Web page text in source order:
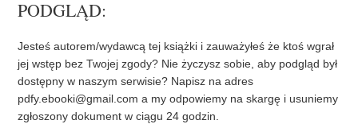
PODGLĄD:
Jesteś autorem/wydawcą tej książki i zauważyłeś że ktoś wgrał
jej wstęp bez Twojej zgody? Nie życzysz sobie, aby podgląd był
dostępny w naszym serwisie? Napisz na adres
pdfy.ebooki@gmail.com a my odpowiemy na skargę i usuniemy
zgłoszony dokument w ciągu 24 godzin.